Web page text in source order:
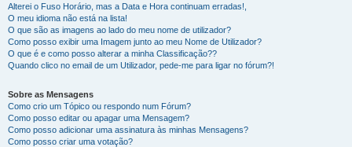
Alterei o Fuso Horário, mas a Data e Hora continuam erradas!,
O meu idioma não está na lista!
O que são as imagens ao lado do meu nome de utilizador?
Como posso exibir uma Imagem junto ao meu Nome de Utilizador?
O que é e como posso alterar a minha Classificação??
Quando clico no email de um Utilizador, pede-me para ligar no fórum?!
Sobre as Mensagens
Como crio um Tópico ou respondo num Fórum?
Como posso editar ou apagar uma Mensagem?
Como posso adicionar uma assinatura às minhas Mensagens?
Como posso criar uma votação?